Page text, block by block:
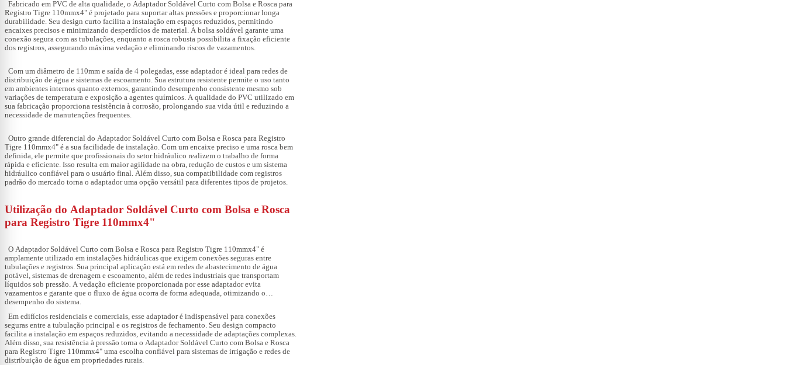
Fabricado em PVC de alta qualidade, o Adaptador Soldável Curto com Bolsa e Rosca para
Registro Tigre 110mmx4" é projetado para suportar altas pressões e proporcionar longa
durabilidade. Seu design curto facilita a instalação em espaços reduzidos, permitindo
encaixes precisos e minimizando desperdícios de material. A bolsa soldável garante uma
conexão segura com as tubulações, enquanto a rosca robusta possibilita a fixação eficiente
dos registros, assegurando máxima vedação e eliminando riscos de vazamentos.
Com um diâmetro de 110mm e saída de 4 polegadas, esse adaptador é ideal para redes de
distribuição de água e sistemas de escoamento. Sua estrutura resistente permite o uso tanto
em ambientes internos quanto externos, garantindo desempenho consistente mesmo sob
variações de temperatura e exposição a agentes químicos. A qualidade do PVC utilizado em
sua fabricação proporciona resistência à corrosão, prolongando sua vida útil e reduzindo a
necessidade de manutenções frequentes.
Outro grande diferencial do Adaptador Soldável Curto com Bolsa e Rosca para Registro
Tigre 110mmx4" é a sua facilidade de instalação. Com um encaixe preciso e uma rosca bem
definida, ele permite que profissionais do setor hidráulico realizem o trabalho de forma
rápida e eficiente. Isso resulta em maior agilidade na obra, redução de custos e um sistema
hidráulico confiável para o usuário final. Além disso, sua compatibilidade com registros
padrão do mercado torna o adaptador uma opção versátil para diferentes tipos de projetos.
Utilização do Adaptador Soldável Curto com Bolsa e Rosca
para Registro Tigre 110mmx4"
O Adaptador Soldável Curto com Bolsa e Rosca para Registro Tigre 110mmx4" é
amplamente utilizado em instalações hidráulicas que exigem conexões seguras entre
tubulações e registros. Sua principal aplicação está em redes de abastecimento de água
potável, sistemas de drenagem e escoamento, além de redes industriais que transportam
líquidos sob pressão. A vedação eficiente proporcionada por esse adaptador evita
vazamentos e garante que o fluxo de água ocorra de forma adequada, otimizando o
desempenho do sistema.
Em edifícios residenciais e comerciais, esse adaptador é indispensável para conexões
seguras entre a tubulação principal e os registros de fechamento. Seu design compacto
facilita a instalação em espaços reduzidos, evitando a necessidade de adaptações complexas.
Além disso, sua resistência à pressão torna o Adaptador Soldável Curto com Bolsa e Rosca
para Registro Tigre 110mmx4" uma escolha confiável para sistemas de irrigação e redes de
distribuição de água em propriedades rurais.